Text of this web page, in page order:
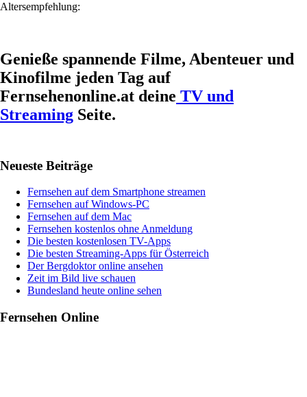
Altersempfehlung:
Genieße spannende Filme, Abenteuer und
Kinofilme jeden Tag auf
Fernsehenonline.at deine TV und
Streaming Seite.
Sidebar
Neueste Beiträge
Fernsehen auf dem Smartphone streamen
Fernsehen auf Windows-PC
Fernsehen auf dem Mac
Fernsehen kostenlos ohne Anmeldung
Die besten kostenlosen TV-Apps
Die besten Streaming-Apps für Österreich
Der Bergdoktor online ansehen
Zeit im Bild live schauen
Bundesland heute online sehen
Fernsehen Online